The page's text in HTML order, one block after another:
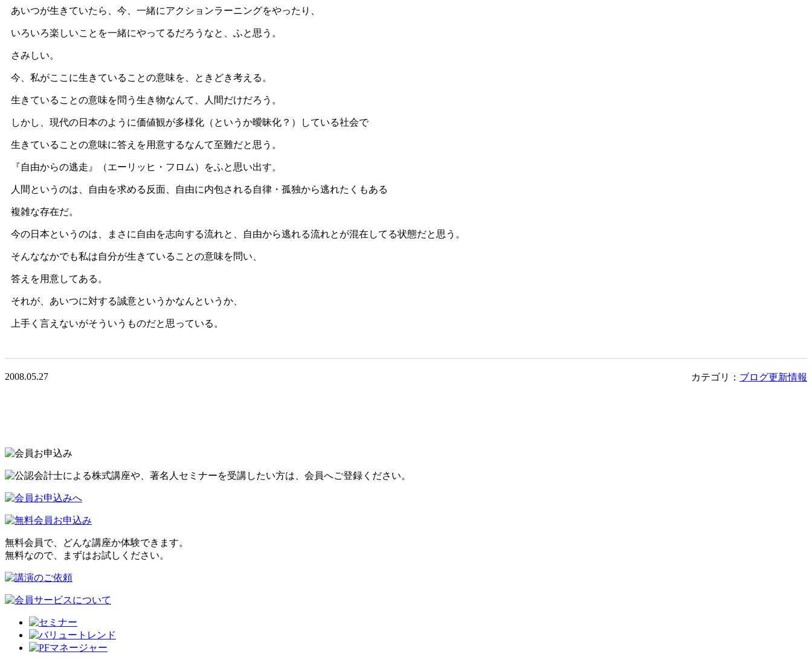
あいつが生きていたら、今、一緒にアクションラーニングをやったり、
いろいろ楽しいことを一緒にやってるだろうなと、ふと思う。
さみしい。
今、私がここに生きていることの意味を、ときどき考える。
生きていることの意味を問う生き物なんて、人間だけだろう。
しかし、現代の日本のように価値観が多様化（というか曖昧化？）している社会で
生きていることの意味に答えを用意するなんて至難だと思う。
『自由からの逃走』（エーリッヒ・フロム）をふと思い出す。
人間というのは、自由を求める反面、自由に内包される自律・孤独から逃れたくもある
複雑な存在だ。
今の日本というのは、まさに自由を志向する流れと、自由から逃れる流れとが混在してる状態だと思う。
そんななかでも私は自分が生きていることの意味を問い、
答えを用意してある。
それが、あいつに対する誠意というかなんというか、
上手く言えないがそういうものだと思っている。
2008.05.27 カテゴリ： ブログ更新情報
無料会員で、どんな講座か体験できます。
無料なので、まずはお試しください。